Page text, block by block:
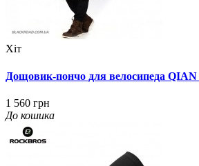
Хіт
Дощовик-пончо для велосипеда QIAN
1 560 грн
До кошика